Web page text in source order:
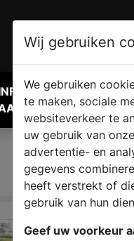
Draadloze
Wij gebruiken
We gebruiken
te maken, sociale
websiteverkeer te
uw gebruik van
advertentie- en
gegevens
heeft verstrekt of
gebruik van hun
Geef uw voorkeur